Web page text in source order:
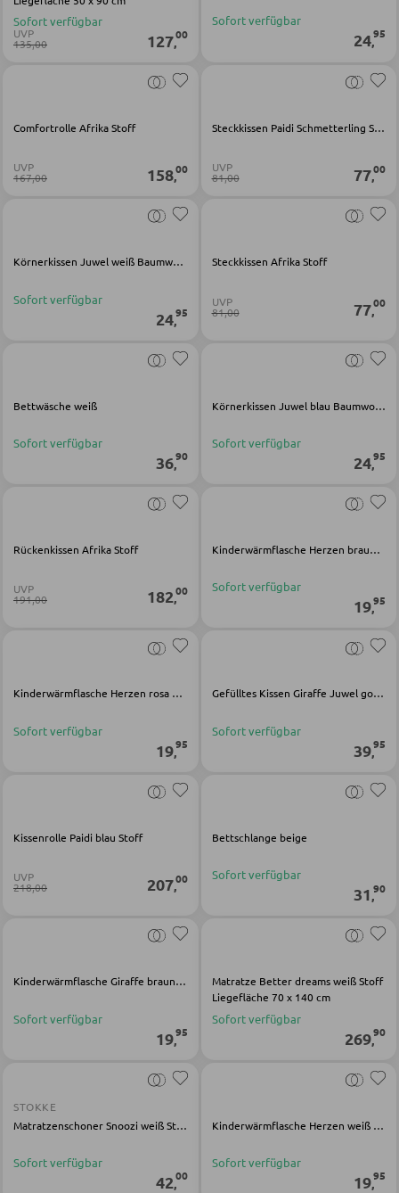
Eckbänke
BADEZIMMER
Badezimmerschränke
Badeinrichtungen
GARDEROBEN
Garderobenleisten
Kleiderhaken
Garderoben Kommoden
Garderobenständer
Garderobenbänke
Garderobenserien
Schirmständer
Schuhschränke
Schuhkipper
KINDERMÖBEL
Kinderregale
Sofort verfügbar
UVP
135,00 127,00
Sofort verfügbar
24,95
Comfortrolle Afrika Stoff
UVP
167,00 158,00
Steckkissen Paidi Schmetterling Stoff
UVP
81,00 77,00
Körnerkissen Juwel weiß Baumwolle Viskose
Sofort verfügbar
24,95
Steckkissen Afrika Stoff
UVP
81,00 77,00
Bettwäsche weiß
Sofort verfügbar
36,90
Körnerkissen Juwel blau Baumwolle Viskose
Sofort verfügbar
24,95
Rückenkissen Afrika Stoff
UVP
191,00 182,00
Kinderwärmflasche Herzen braun rot Baumwolle Viskose
Sofort verfügbar
19,95
Kinderwärmflasche Herzen rosa Baumwolle Viskose
Sofort verfügbar
19,95
Gefülltes Kissen Giraffe Juwel gold Baumwolle Viskose
Sofort verfügbar
39,95
Kissenrolle Paidi blau Stoff
UVP
218,00 207,00
Bettschlange beige
Sofort verfügbar
31,90
Kinderwärmflasche Giraffe braunBaumwolle Viskose
Sofort verfügbar
19,95
Matratze Better dreams weiß Stoff
Liegefläche 70 x 140 cm
Sofort verfügbar
269,90
STOKKE
Matratzenschoner Snoozi weiß Stoff
Sofort verfügbar
42,00
Kinderwärmflasche Herzen weiß Baumwolle Viskose
Sofort verfügbar
19,95